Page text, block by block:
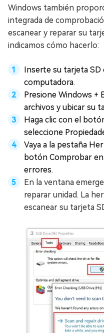
Windows también
integrada de
escanear y reparar su
indicamos cómo hacerlo:
Inserte su tarjeta
computadora.
Presione Windows +
archivos y ubicar su
Haga clic con el
seleccione
Vaya a la pestaña
botón Comprobar
errores.
En la ventana
reparar unidad. La
escanear su tarjeta